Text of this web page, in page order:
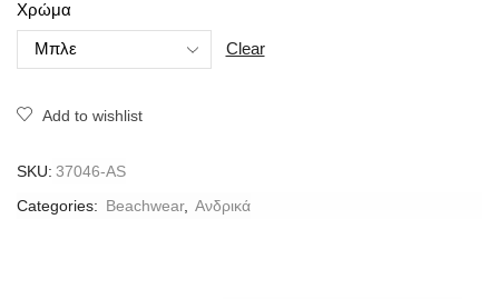
Χρώμα
Clear
Add to wishlist
SKU: 37046-AS
Categories: Beachwear, Ανδρικά